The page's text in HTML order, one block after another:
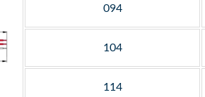
094
104
114